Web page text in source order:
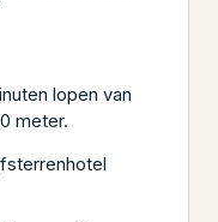
lopen van
meter.